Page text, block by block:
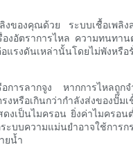
งของคุณด้วย ระบบเชื้อเพลิ
องอัตราการไหล ความทนทา
รงดันเหล่านั้นโดยไม่พังหรือ
การลากจูง หากการไหลถูก
หรือเกินกว่ากำลังส่งของปั๊ม
งเป็นไมครอน ยิ่งค่าไมครอน
บความแม่นยำอาจใช้การกร
ยน้ำ